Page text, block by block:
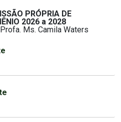
PRÓPRIA DE
2026 a 2028
Profa. Ms. Camila Waters